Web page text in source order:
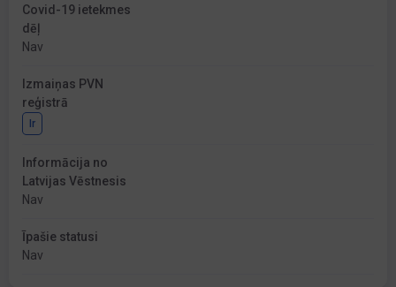
Covid-19 ietekmes
dēļ
Nav
Izmaiņas PVN
reģistrā
Ir
Informācija no
Latvijas Vēstnesis
Nav
Īpašie statusi
Nav